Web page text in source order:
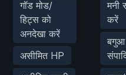
गॉड मोड/
हिट्स को
अनदेखा करें
असीमित HP
मनी
करें
बगुआ